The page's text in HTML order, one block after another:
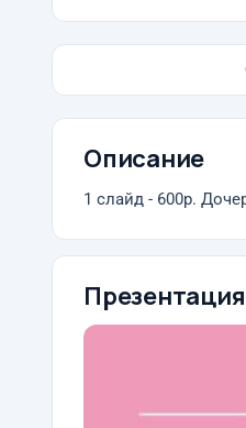
Описание
1 слайд - 600р.